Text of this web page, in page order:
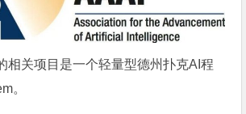
相关项目是一个轻量型德州扑克AI程
。